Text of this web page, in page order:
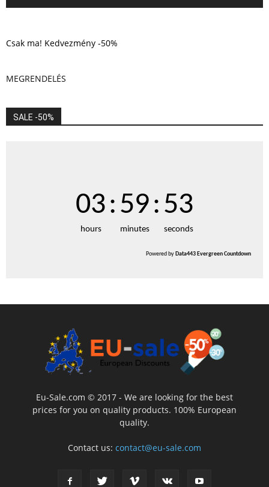
Csak ma! Kedvezmény -50%
MEGRENDELÉS
SALE -50%
03
hours
:59
minutes
:52
seconds
Powered byData443 Evergreen Countdown
Eu-Sale.com © 2017 - We are looking for the best
prices for you on quality products. 100% European
quality.
Contact us: contact@eu-sale.com